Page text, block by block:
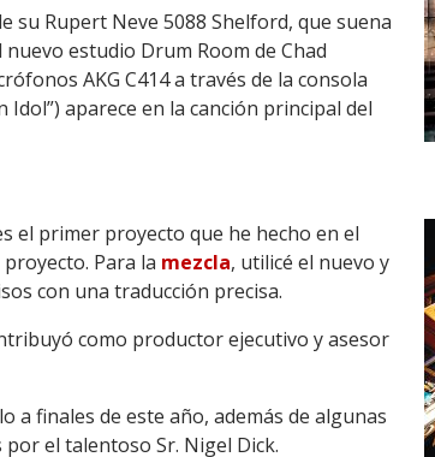
su Rupert Neve 5088 Shelford, que suena
estudio Drum Room de Chad
AKG C414 a través de la consola
Idol”) aparece en la canción principal del
el primer proyecto que he hecho en el
Para la mezcla, utilicé el nuevo y
con una traducción precisa.
como productor ejecutivo y asesor
a finales de este año, además de algunas
el talentoso Sr. Nigel Dick.